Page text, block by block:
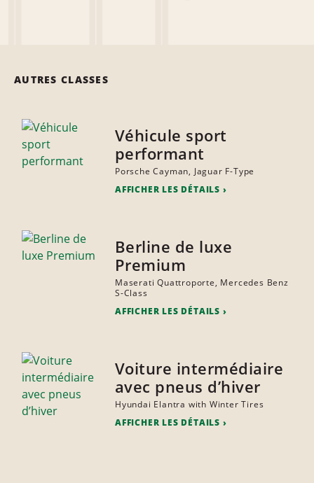
AUTRES CLASSES
Véhicule sport
performant
Porsche Cayman, Jaguar F-Type
AFFICHER LES DÉTAILS
Berline de luxe
Premium
Maserati Quattroporte, Mercedes Benz
S-Class
AFFICHER LES DÉTAILS
Voiture intermédiaire
avec pneus d’hiver
Hyundai Elantra with Winter Tires
AFFICHER LES DÉTAILS